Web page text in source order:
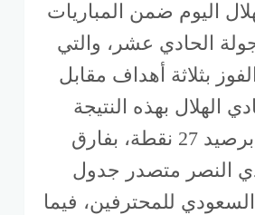
اليوم ضمن المباريات
الحادي عشر، والتي
بثلاثة أهداف مقابل
الهلال بهذه النتيجة
بالمركز الثاني برصيد 27 نقطة، بفارق
النصر متصدر جدول
للمحترفين، فيما